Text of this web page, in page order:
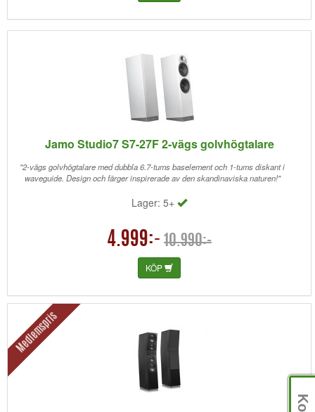
Jamo Studio7 S7-27F 2-vägs golvhögtalare
"2-vägs golvhögtalare med dubbla 6.7-tums baselement och 1-tums diskant i
waveguide. Design och färger inspirerade av den skandinaviska naturen!"
Lager: 5+
4.999:- 10.990:-
KÖP
Medlemspris